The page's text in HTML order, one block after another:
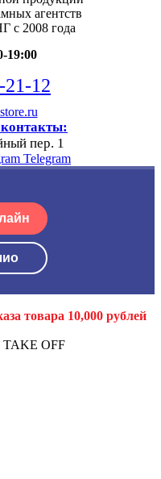
агентств
с 2008 года
19:00
21-12
пер. 1
Telegram
товара 10,000 рублей